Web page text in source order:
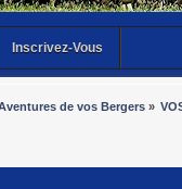
Inscrivez-Vous
de vos Bergers»